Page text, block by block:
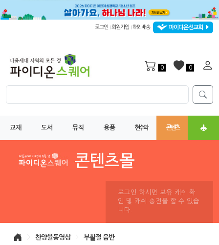
로그인 회원가입 해외배송 파이디온선교회
0 0
교재 도서 뮤직 용품 현수막 콘텐츠
로그인 하시면 보유 캐쉬 확
인 및 캐쉬 충전을 할 수 있습
니다.
찬양율동영상 부활절 음반